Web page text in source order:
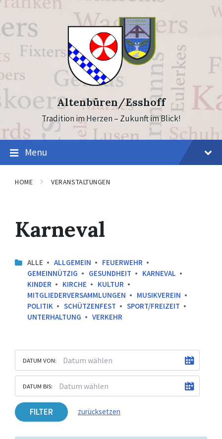
Skip
content
Skip
footer
Altenbüren/Esshoff
Tradition im Herzen – Zukunft im Blick!
Menu
HOME VERANSTALTUNGEN
Karneval
ALLE ALLGEMEIN
FEUERWEHR
GEMEINNÜTZIG
GESUNDHEIT
KARNEVAL
KINDER
KIRCHE
KULTUR
MITGLIEDERVERSAMMLUNGEN
MUSIKVEREIN
POLITIK
SCHÜTZENFEST
SPORT/FREIZEIT
UNTERHALTUNG
VERKEHR
DATUM VON:
DATUM BIS:
FILTER zurücksetzen